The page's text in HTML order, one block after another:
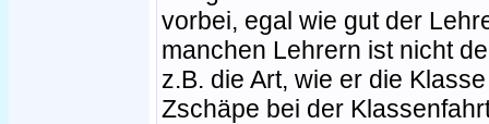
vorbei, egal wie gut der
manchen Lehrern ist nicht
z.B. die Art, wie er die
Zschäpe bei der